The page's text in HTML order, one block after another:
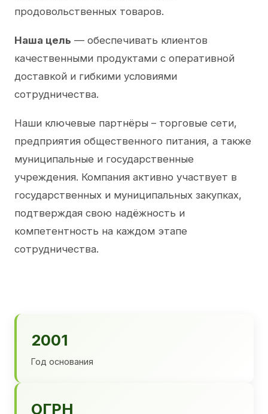
продовольственных товаров.
Наша цель — обеспечивать клиентов
качественными продуктами с оперативной
доставкой и гибкими условиями
сотрудничества.
Наши ключевые партнёры – торговые сети,
предприятия общественного питания, а также
муниципальные и государственные
учреждения. Компания активно участвует в
государственных и муниципальных закупках,
подтверждая свою надёжность и
компетентность на каждом этапе
сотрудничества.
2001
Год основания
ОГРН